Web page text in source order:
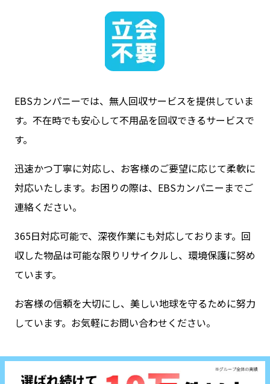
EBSカンパニーでは、無人回収サービスを提供していま
す。不在時でも安心して不用品を回収できるサービスで
す。
迅速かつ丁寧に対応し、お客様のご要望に応じて柔軟に
対応いたします。お困りの際は、EBSカンパニーまでご
連絡ください。
365日対応可能で、深夜作業にも対応しております。回
収した物品は可能な限りリサイクルし、環境保護に努め
ています。
お客様の信頼を大切にし、美しい地球を守るために努力
しています。お気軽にお問い合わせください。